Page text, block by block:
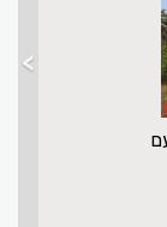
הערים עילוט
>